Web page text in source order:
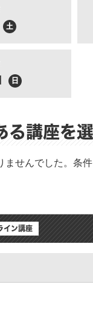
土
日
講座を
せんでした。条
イン講座